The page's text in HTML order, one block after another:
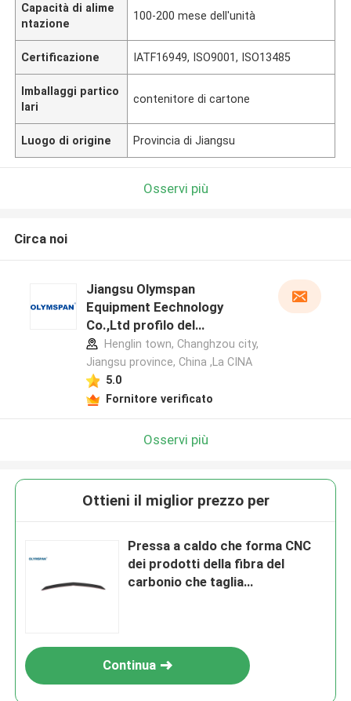
Capacità di alime
ntazione
100-200 mese dell'unità
Certificazione IATF16949, ISO9001, ISO13485
Imballaggi partico
lari
contenitore di cartone
Luogo di origine Provincia di Jiangsu
Osservi più
Circa noi
Jiangsu Olymspan
Equipment Eechnology
Co.,Ltd profilo del
produttore
Henglin town, Changhzou city,
Jiangsu province, China ,La CINA
5.0
Fornitore verificato
Osservi più
Ottieni il miglior prezzo per
Pressa a caldo che forma CNC
dei prodotti della fibra del
carbonio che taglia
Continua